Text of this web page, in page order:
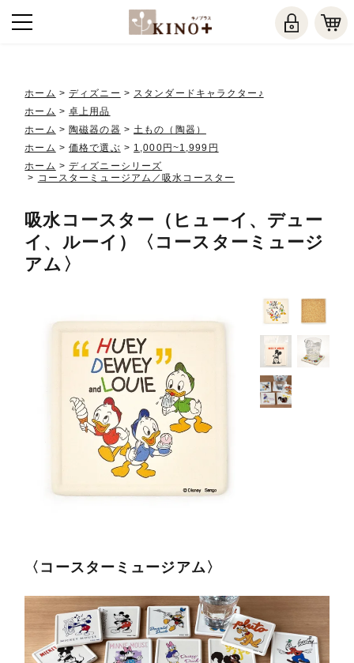
ホーム >ディズニー > スタンダードキャラクター♪
ホーム >卓上用品
ホーム > 陶磁器の器 >土もの（陶器）
ホーム >価格で選ぶ > 1,000円~1,999円
ホーム >ディズニーシリーズ
> コースターミュージアム／吸水コースター
吸水コースター（ヒューイ、デュー
イ、ルーイ）〈コースターミュージ
アム〉
〈コースターミュージアム〉